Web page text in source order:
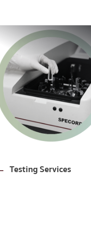
Greenhouse gases and